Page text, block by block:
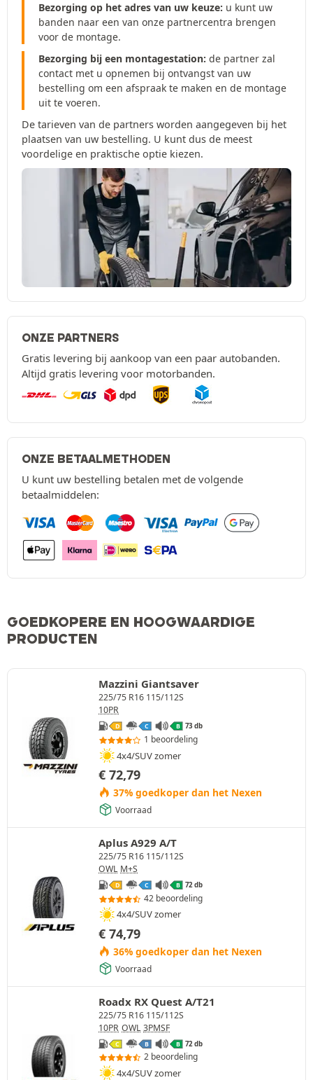
Bezorging op het adres van uw keuze: u kunt uw
banden naar een van onze partnercentra brengen
voor de montage.
Bezorging bij een montagestation: de partner zal
contact met u opnemen bij ontvangst van uw
bestelling om een afspraak te maken en de montage
uit te voeren.
De tarieven van de partners worden aangegeven bij het
plaatsen van uw bestelling. U kunt dus de meest
voordelige en praktische optie kiezen.
ONZE PARTNERS
Gratis levering bij aankoop van een paar autobanden.
Altijd gratis levering voor motorbanden.
ONZE BETAALMETHODEN
U kunt uw bestelling betalen met de volgende
betaalmiddelen:
GOEDKOPERE EN HOOGWAARDIGE
PRODUCTEN
Mazzini Giantsaver
225/75 R16 115/112S
10PR
D C B 73 db
1 beoordeling
4x4/SUV zomer
€ 72,79
37% goedkoper dan het Nexen
Voorraad
Aplus A929 A/T
225/75 R16 115/112S
OWL M+S
D C B 72 db
42 beoordeling
4x4/SUV zomer
€ 74,79
36% goedkoper dan het Nexen
Voorraad
Roadx RX Quest A/T21
225/75 R16 115/112S
10PR OWL 3PMSF
C B B 72 db
2 beoordeling
4x4/SUV zomer